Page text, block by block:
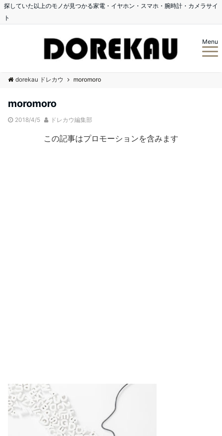
探していた以上のモノが見つかる家電・イヤホン・スマホ・腕時計・カメラサイ
ト
Menu
dorekau ドレカウ moromoro
moromoro
2018/4/5 ドレカウ編集部
この記事はプロモーションを含みます